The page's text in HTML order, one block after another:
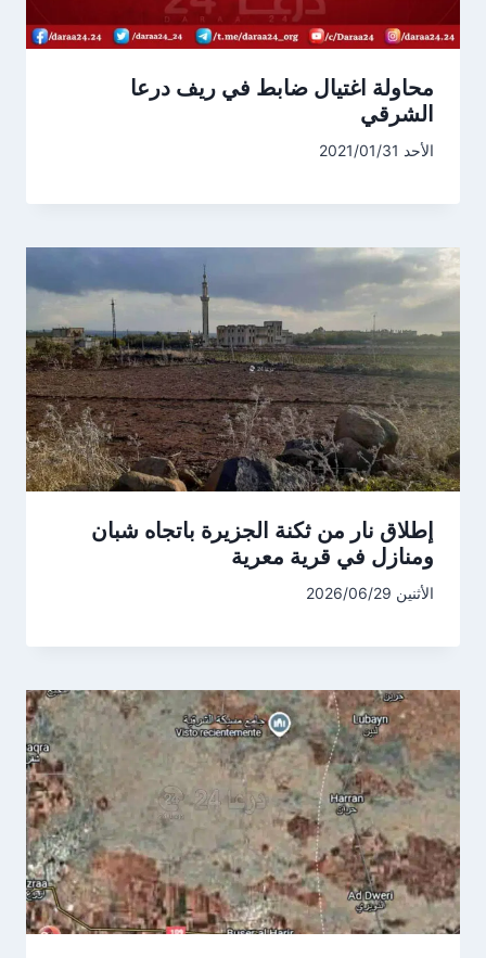
محاولة اغتيال ضابط في ريف درعا
الشرقي
الأحد 2021/01/31
إطلاق نار من ثكنة الجزيرة باتجاه شبان
ومنازل في قرية معرية
الأثنين 2026/06/29